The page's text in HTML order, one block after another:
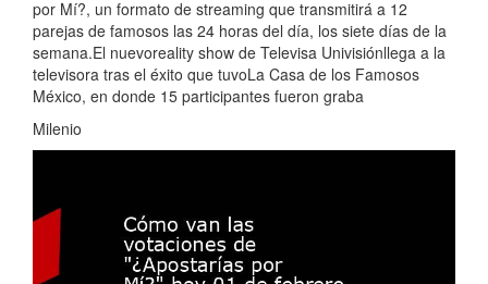
por Mí?, un formato de streaming que transmitirá a 12
parejas de famosos las 24 horas del día, los siete días de la
semana.El nuevoreality show de Televisa Univisiónllega a la
televisora tras el éxito que tuvoLa Casa de los Famosos
México, en donde 15 participantes fueron graba
Milenio